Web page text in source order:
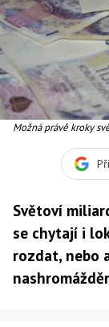
Možná právě kroky
Světoví
se chytají i
rozdat, nebo